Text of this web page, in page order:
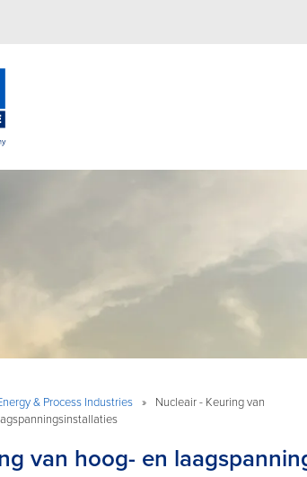
& Process Industries »
Nucleair - Keuring van
van hoog- en